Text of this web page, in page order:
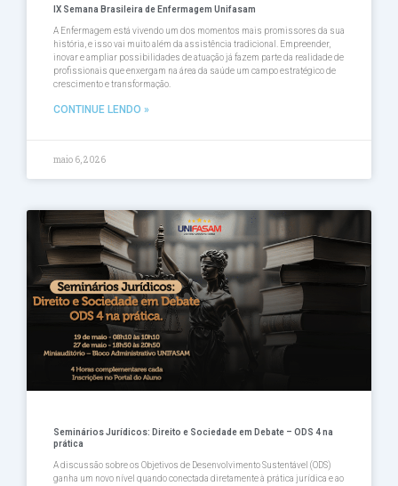
IX Semana Brasileira de Enfermagem Unifasam
A Enfermagem está vivendo um dos momentos mais promissores da sua
história, e isso vai muito além da assistência tradicional. Empreender,
inovar e ampliar possibilidades de atuação já fazem parte da realidade de
profissionais que enxergam na área da saúde um campo estratégico de
crescimento e transformação.
CONTINUE LENDO »
maio 6, 2026
Seminários Jurídicos: Direito e Sociedade em Debate – ODS 4 na
prática
A discussão sobre os Objetivos de Desenvolvimento Sustentável (ODS)
ganha um novo nível quando conectada diretamente à prática jurídica e ao